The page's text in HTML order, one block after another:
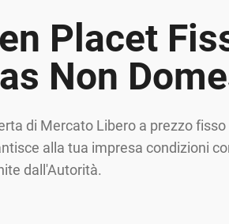
Placet
Non
di Mercato Libero a prezzo
alla tua impresa condizioni
dall'Autorità.